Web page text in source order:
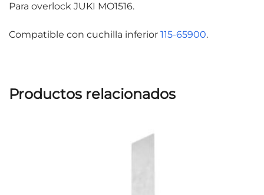
Para overlock JUKI MO1516.
Compatible con cuchilla inferior 115-65900.
Productos relacionados